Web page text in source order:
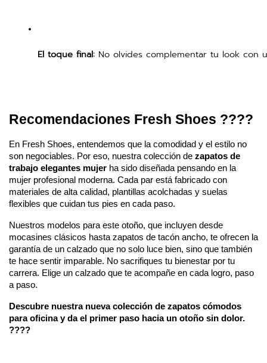
El toque final: No olvides complementar tu look con
Recomendaciones Fresh Shoes ????
En Fresh Shoes, entendemos que la comodidad y el estilo no
son negociables. Por eso, nuestra colección de zapatos de
trabajo elegantes mujer ha sido diseñada pensando en la
mujer profesional moderna. Cada par está fabricado con
materiales de alta calidad, plantillas acolchadas y suelas
flexibles que cuidan tus pies en cada paso.
Nuestros modelos para este otoño, que incluyen desde
mocasines clásicos hasta zapatos de tacón ancho, te ofrecen la
garantía de un calzado que no solo luce bien, sino que también
te hace sentir imparable. No sacrifiques tu bienestar por tu
carrera. Elige un calzado que te acompañe en cada logro, paso
a paso.
Descubre nuestra nueva colección de zapatos cómodos
para oficina y da el primer paso hacia un otoño sin dolor.
????️